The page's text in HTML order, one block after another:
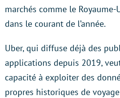
marchés comme le Royaume-
dans le courant de l’année.
Uber, qui diffuse déjà des
applications depuis 2019,
capacité à exploiter des
propres historiques de voyage